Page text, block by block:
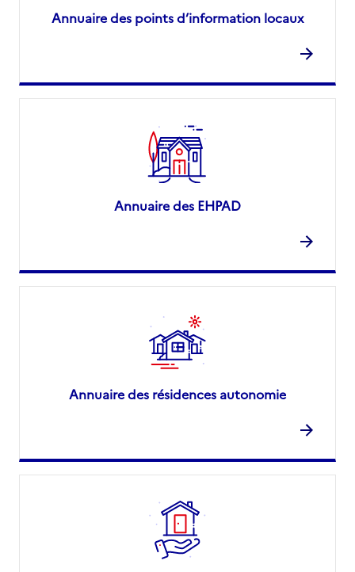
Annuaire des points d’information locaux
Annuaire des EHPAD
Annuaire des résidences autonomie